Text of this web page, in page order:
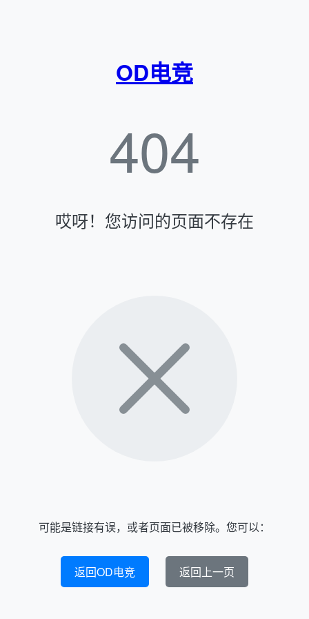
OD电竞
404
哎呀！您访问的页面不存在
可能是链接有误，或者页面已被移除。您可以：
返回OD电竞 返回上一页